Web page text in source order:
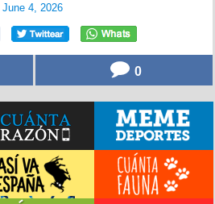
June 4, 2026
0